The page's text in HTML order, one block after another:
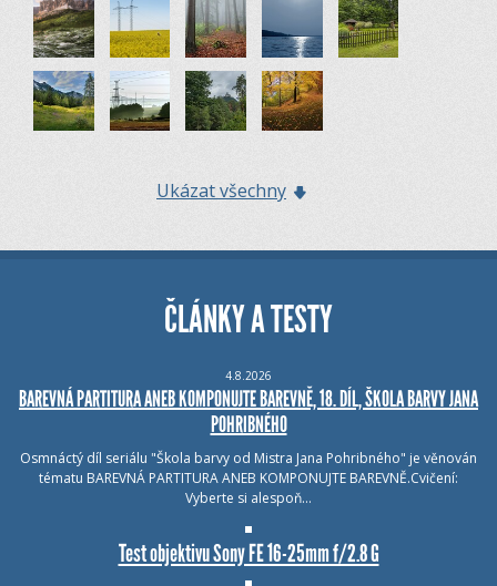
Ukázat všechny
ČLÁNKY A TESTY
4.8.2026
BAREVNÁ PARTITURA ANEB KOMPONUJTE BAREVNĚ, 18. DÍL, ŠKOLA BARVY JANA
POHRIBNÉHO
Osmnáctý díl seriálu "Škola barvy od Mistra Jana Pohribného" je věnován
tématu BAREVNÁ PARTITURA ANEB KOMPONUJTE BAREVNĚ.Cvičení:
Vyberte si alespoň…
Test objektivu Sony FE 16-25mm f/2.8 G